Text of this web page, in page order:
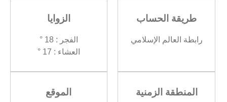
طريقة الحساب
رابطة العالم الإسلامي
الزوايا
الفجر : 18 °
العشاء : 17 °
المنطقة الزمنية الموقع